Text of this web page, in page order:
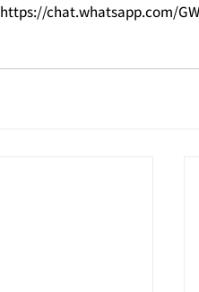
https://chat.whatsapp.com/